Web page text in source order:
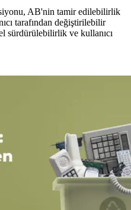
AB'nin tamir edilebilirlik
tarafından değiştirilebilir
sürdürülebilirlik ve kullanıcı